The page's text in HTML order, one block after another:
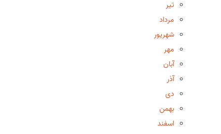
تیر
مرداد
شهریور
مهر
آبان
آذر
دی
بهمن
اسفند